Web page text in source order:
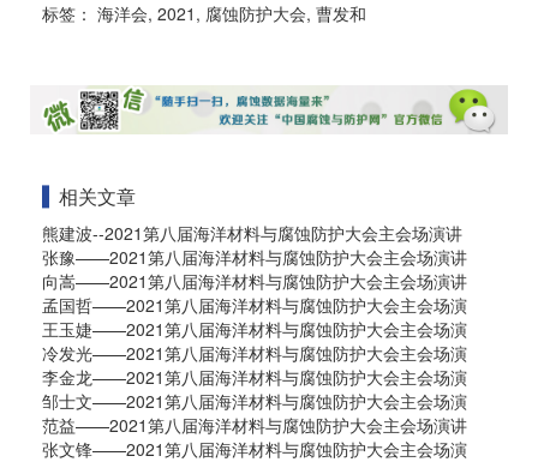
标签： 海洋会, 2021 , 腐蚀防护大会, 曹发和
相关文章
熊建波--2021第八届海洋材料与腐蚀防护大会主会场演讲
张豫——2021第八届海洋材料与腐蚀防护大会主会场演讲
向嵩——2021第八届海洋材料与腐蚀防护大会主会场演讲
孟国哲——2021第八届海洋材料与腐蚀防护大会主会场演
王玉婕——2021第八届海洋材料与腐蚀防护大会主会场演
冷发光——2021第八届海洋材料与腐蚀防护大会主会场演
李金龙——2021第八届海洋材料与腐蚀防护大会主会场演
邹士文——2021第八届海洋材料与腐蚀防护大会主会场演
范益——2021第八届海洋材料与腐蚀防护大会主会场演讲
张文锋——2021第八届海洋材料与腐蚀防护大会主会场演